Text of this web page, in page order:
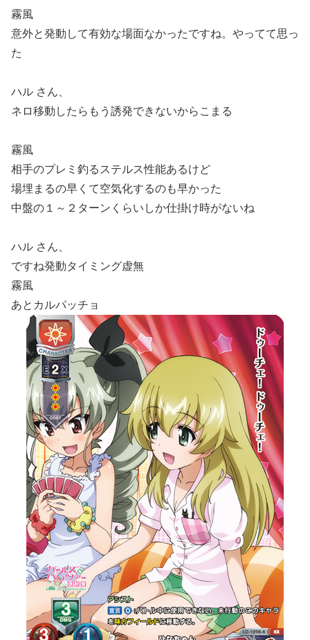
霧風
意外と発動して有効な場面なかったですね。 やってて思っ
た
ハル さん、
ネロ移動したらもう誘発できないから こまる
霧風
相手のプレミ釣るステルス性能あるけど
場埋まるの早くて空気化するのも早かった
中盤の１～２ターンくらいしか仕掛け時がないね
ハル さん、
ですね発動タイミング虚無
霧風
あとカルパッチョ